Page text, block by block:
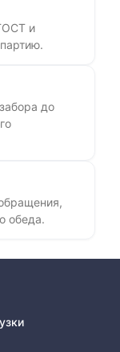
и
до
обеда.